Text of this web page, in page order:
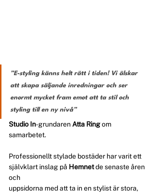
”E-styling känns helt rätt i tiden! Vi älskar
att skapa säljande inredningar och ser
enormt mycket fram emot att ta stil och
styling till en ny nivå”
Studio In-grundaren Atta Ring om
samarbetet.
Professionellt stylade bostäder har varit ett
självklart inslag på Hemnet de senaste åren
och
uppsidorna med att ta in en stylist är stora,